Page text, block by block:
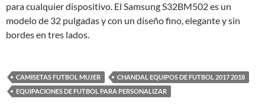
para cualquier dispositivo. El Samsung S32BM502 es un
modelo de 32 pulgadas y con un diseño fino, elegante y sin
bordes en tres lados.
CAMISETAS FUTBOL MUJER
CHANDAL EQUIPOS DE FUTBOL 2017 2018
EQUIPACIONES DE FUTBOL PARA PERSONALIZAR